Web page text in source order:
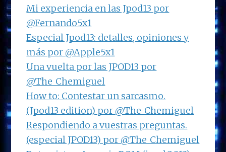
Mi experiencia en las Jpod13 por
@Fernando5x1
Especial Jpod13: detalles, opiniones y
más por @Apple5x1
Una vuelta por las JPOD13 por
@The_Chemiguel
How to: Contestar un sarcasmo.
(Jpod13 edition) por @The_Chemiguel
Respondiendo a vuestras preguntas.
(especial JPOD13) por @The_Chemiguel